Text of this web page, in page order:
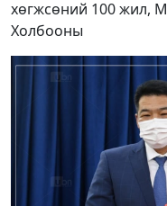
хөгжсөний 100 жил,
Холбооны